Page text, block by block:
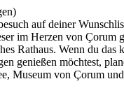
auf deiner
im Herzen von Çorum
Rathaus. Wenn du das
genießen möchtest,
Museum von Çorum